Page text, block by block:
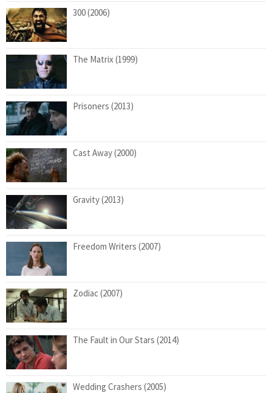
300 (2006)
The Matrix (1999)
Prisoners (2013)
Cast Away (2000)
Gravity (2013)
Freedom Writers (2007)
Zodiac (2007)
The Fault in Our Stars (2014)
Wedding Crashers (2005)